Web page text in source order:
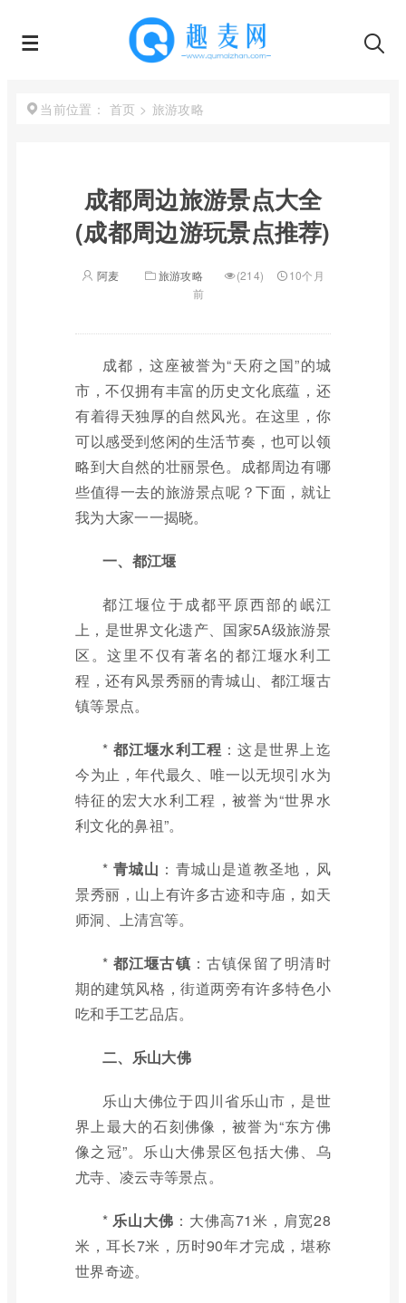
当前位置： 首页 > 旅游攻略
成都周边旅游景点大全
(成都周边游玩景点推荐)
阿麦 旅游攻略 (214)
10个月
前
成都，这座被誉为“天府之国”的城
市，不仅拥有丰富的历史文化底蕴，还
有着得天独厚的自然风光。在这里，你
可以感受到悠闲的生活节奏，也可以领
略到大自然的壮丽景色。成都周边有哪
些值得一去的旅游景点呢？下面，就让
我为大家一一揭晓。
一、都江堰
都江堰位于成都平原西部的岷江
上，是世界文化遗产、国家5A级旅游景
区。这里不仅有著名的都江堰水利工
程，还有风景秀丽的青城山、都江堰古
镇等景点。
* 都江堰水利工程 ：这是世界上迄
今为止，年代最久、唯一以无坝引水为
特征的宏大水利工程，被誉为“世界水
利文化的鼻祖”。
* 青城山 ：青城山是道教圣地，风
景秀丽，山上有许多古迹和寺庙，如天
师洞、上清宫等。
* 都江堰古镇 ：古镇保留了明清时
期的建筑风格，街道两旁有许多特色小
吃和手工艺品店。
二、乐山大佛
乐山大佛位于四川省乐山市，是世
界上最大的石刻佛像，被誉为“东方佛
像之冠”。乐山大佛景区包括大佛、乌
尤寺、凌云寺等景点。
*乐山大佛 ：大佛高71米，肩宽28
米，耳长7米，历时90年才完成，堪称
世界奇迹。